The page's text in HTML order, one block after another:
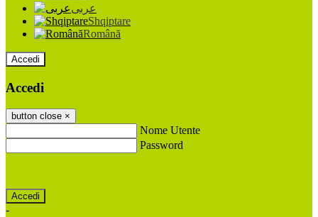
عربى
Shqiptare
Română
Accedi
Accedi
button close ×
Nome Utente
Password
-